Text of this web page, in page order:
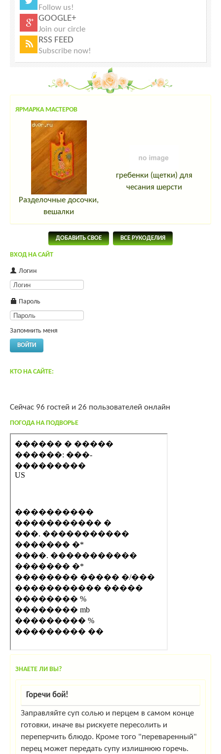
Follow us!
GOOGLE+
Join our circle
RSS FEED
Subscribe now!
ЯРМАРКА МАСТЕРОВ
Разделочные досочки,
вешалки
гребенки (щетки) для
чесания шерсти
ДОБАВИТЬ СВОЕ ВСЕ РУКОДЕЛИЯ
ВХОД НА САЙТ
Логин
Пароль
Запомнить меня
ВОЙТИ
КТО НА САЙТЕ:
Сейчас 96 гостей и 26 пользователей онлайн
ПОГОДА НА ПОДВОРЬЕ
ЗНАЕТЕ ЛИ ВЫ?
Горечи бой!
Заправляйте суп солью и перцем в самом конце
готовки, иначе вы рискуете пересолить и
переперчить блюдо. Кроме того "переваренный"
перец может передать супу излишнюю горечь.